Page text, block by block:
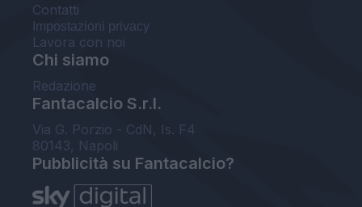
Contatti
Impostazioni privacy
Lavora con noi
Chi siamo
Redazione
Fantacalcio S.r.l.
Via G. Porzio - CdN, Is. F4
80143, Napoli
Pubblicità su Fantacalcio?